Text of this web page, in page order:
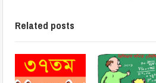
Related posts